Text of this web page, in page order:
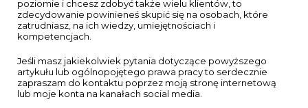
poziomie i chcesz zdobyć także wielu klientów, to
zdecydowanie powinieneś skupić się na osobach, które
zatrudniasz, na ich wiedzy, umiejętnościach i
kompetencjach.
Jeśli masz jakiekolwiek pytania dotyczące powyższego
artykułu lub ogólnopojętego prawa pracy to serdecznie
zapraszam do kontaktu poprzez moją stronę internetową
lub moje konta na kanałach social media.